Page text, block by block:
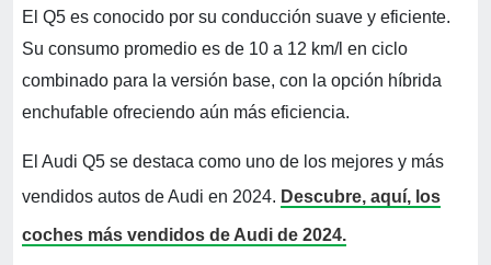
El Q5 es conocido por su conducción suave y eficiente.
Su consumo promedio es de 10 a 12 km/l en ciclo
combinado para la versión base, con la opción híbrida
enchufable ofreciendo aún más eficiencia.
El Audi Q5 se destaca como uno de los mejores y más
vendidos autos de Audi en 2024. Descubre, aquí, los
coches más vendidos de Audi de 2024.